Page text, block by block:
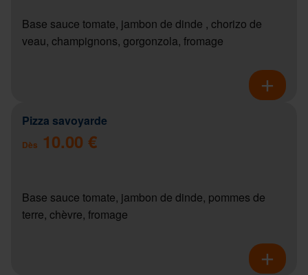
Base sauce tomate, jambon de dinde , chorizo de
veau, champignons, gorgonzola, fromage
Pizza savoyarde
Dès 10.00 €
Base sauce tomate, jambon de dinde, pommes de
terre, chèvre, fromage